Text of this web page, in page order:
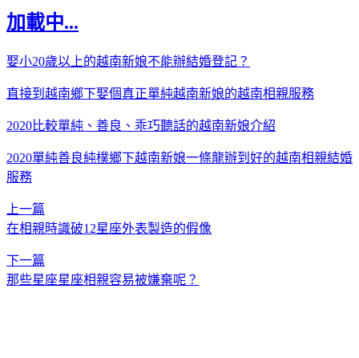
加載中...
娶小20歲以上的越南新娘不能辦結婚登記？
直接到越南鄉下娶個真正單純越南新娘的越南相親服務
2020比較單純、善良、乖巧聽話的越南新娘介紹
2020單純善良純樸鄉下越南新娘一條龍辦到好的越南相親結婚
服務
上一篇
在相親時識破12星座外表製造的假像
下一篇
那些星座星座相親容易被嫌棄呢？